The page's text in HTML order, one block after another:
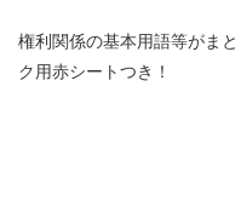
権利関係の基本用語等がま
ク用赤シートつき！